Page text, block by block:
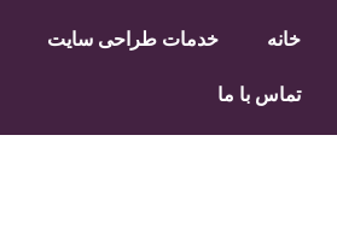
خانه خدمات طراحی سایت
تماس با ما